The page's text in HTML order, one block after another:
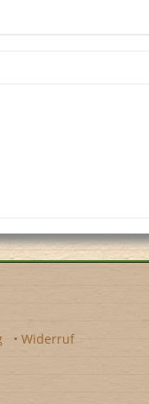
• Widerruf